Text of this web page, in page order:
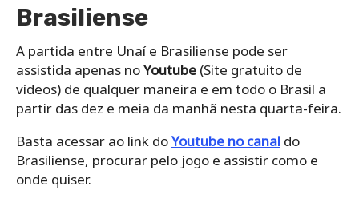
Brasiliense
A partida entre Unaí e Brasiliense pode ser
assistida apenas noYoutube (Site gratuito de
vídeos) de qualquer maneira e em todo o Brasil a
partir das dez e meia da manhã nesta quarta-feira.
Basta acessar ao link doYoutube no canal do
Brasiliense, procurar pelo jogo e assistir como e
onde quiser.